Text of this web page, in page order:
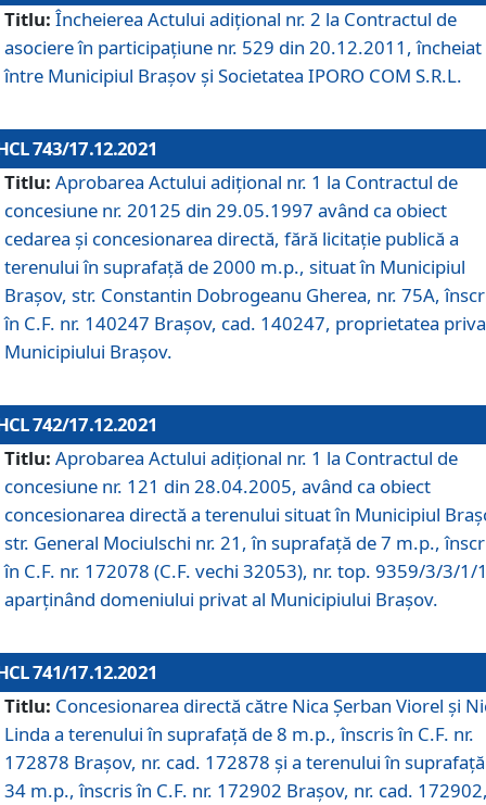
Titlu: Încheierea Actului adițional nr. 2 la Contractul de
asociere în participațiune nr. 529 din 20.12.2011, încheiat
între Municipiul Brașov și Societatea IPORO COM S.R.L.
743/17.12.2021
Titlu: Aprobarea Actului adiţional nr. 1 la Contractul de
concesiune nr. 20125 din 29.05.1997 având ca obiect
cedarea și concesionarea directă, fără licitație publică a
terenului în suprafață de 2000 m.p., situat în Municipiul
Brașov, str. Constantin Dobrogeanu Gherea, nr. 75A,
în C.F. nr. 140247 Brașov, cad. 140247, proprietatea
Municipiului Brașov.
742/17.12.2021
Titlu: Aprobarea Actului adiţional nr. 1 la Contractul de
concesiune nr. 121 din 28.04.2005, având ca obiect
concesionarea directă a terenului situat în Municipiul
str. General Mociulschi nr. 21, în suprafață de 7 m.p.,
în C.F. nr. 172078 (C.F. vechi 32053), nr. top. 9359/3/3/1/
aparținând domeniului privat al Municipiului Brașov.
741/17.12.2021
Titlu: Concesionarea directă către Nica Șerban Viorel și
Linda a terenului în suprafață de 8 m.p., înscris în C.F. nr.
172878 Brașov, nr. cad. 172878 și a terenului în
34 m.p., înscris în C.F. nr. 172902 Brașov, nr. cad.